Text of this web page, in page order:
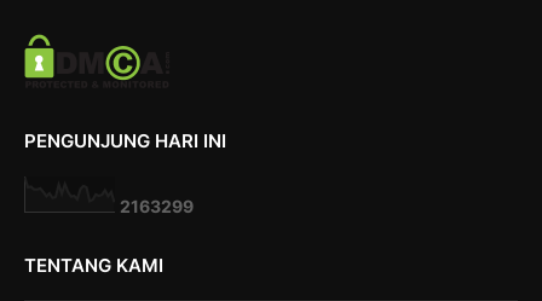
PENGUNJUNG HARI INI
2163299
TENTANG KAMI